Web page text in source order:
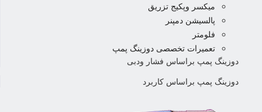
میکسر وپکیج تزریق
پالسیشن دمپنر
فلومتر
تعمیرات تخصصی دوزینگ پمپ
دوزینگ پمپ براساس فشار ودبی
دوزینگ پمپ براساس کاربرد